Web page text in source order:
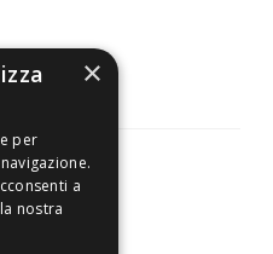
×
per
a
nostra